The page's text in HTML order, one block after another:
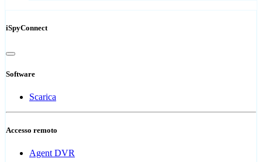
iSpyConnect
Software
Scarica
Accesso remoto
Agent DVR